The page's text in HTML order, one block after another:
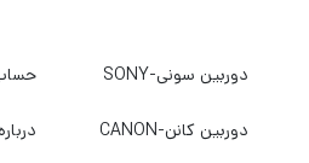
دوربین سونی-SONY
دوربین کانن-CANON